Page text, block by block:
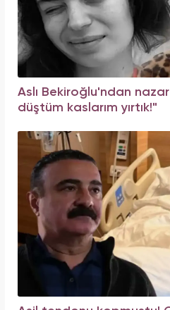
Aslı Bekiroğlu'ndan
düştüm kaslarım yırtık!"